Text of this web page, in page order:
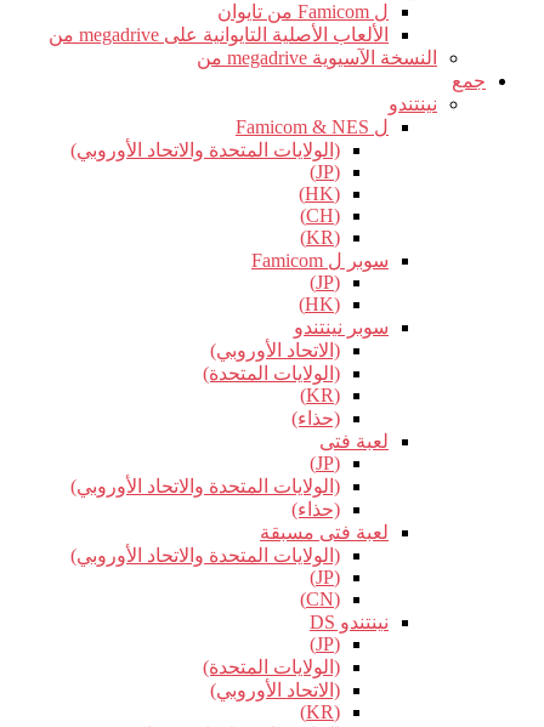
ل Famicom من تايوان
الألعاب الأصلية التايوانية على megadrive من
النسخة الآسيوية megadrive من
جمع
نينتندو
ل Famicom & NES
(الولايات المتحدة والاتحاد الأوروبي)
(JP)
(HK)
(CH)
(KR)
سوبر ل Famicom
(JP)
(HK)
سوبر نينتندو
(الاتحاد الأوروبي)
(الولايات المتحدة)
(KR)
(حذاء)
لعبة فتى
(JP)
(الولايات المتحدة والاتحاد الأوروبي)
(حذاء)
لعبة فتى مسبقة
(الولايات المتحدة والاتحاد الأوروبي)
(JP)
(CN)
نينتندو DS
(JP)
(الولايات المتحدة)
(الاتحاد الأوروبي)
(KR)